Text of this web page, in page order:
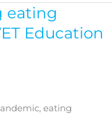
eating
Education
eating